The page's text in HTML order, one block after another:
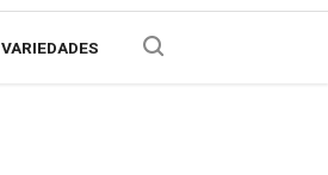
VARIEDADES